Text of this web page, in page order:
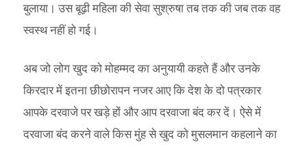
बुलाया। उस बूढ़ी महिला की सेवा सुश्रुषा तब तक की जब तक वह
स्वस्थ नहीं हो गई।
अब जो लोग खुद को मोहम्मद का अनुयायी कहते हैं और उनके
किरदार में इतना छीछोरापन नजर आए कि देश के दो पत्रकार
आपके दरवाजे पर खड़े हों और आप दरवाजा बंद कर दें। ऐसे में
दरवाजा बंद करने वाले किस मुंह से खुद को मुसलमान कहलाने का